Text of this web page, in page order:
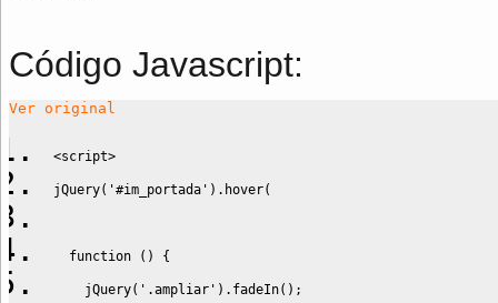
Código Javascript:
Ver original
<script>
jQuery( '#im_portada' ) . hover(
function ( ) {
jQuery( '.ampliar' ) . fadeIn( ) ;